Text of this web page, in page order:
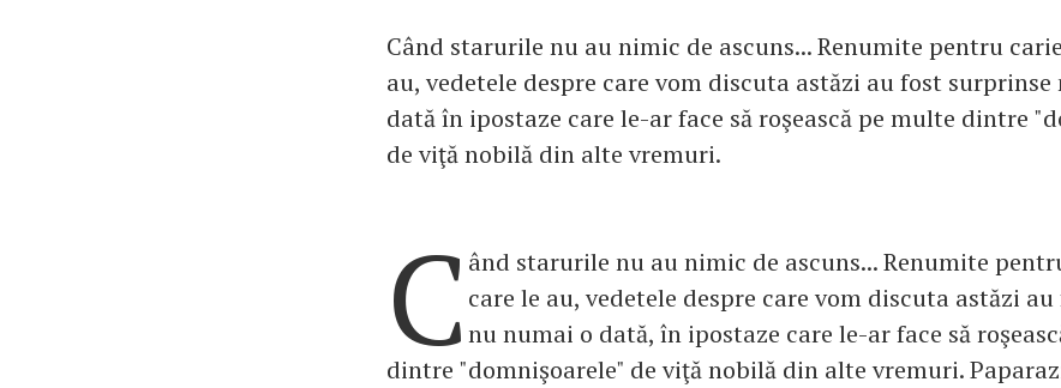
Când starurile nu au nimic de ascuns... Renumite pentru
au, vedetele despre care vom discuta astăzi au fost
dată în ipostaze care le-ar face să roşească pe multe dintre
de viţă nobilă din alte vremuri.
C ând starurile nu au nimic de ascuns... Renumite
care le au, vedetele despre care vom discuta astăzi
nu numai o dată, în ipostaze care le-ar face să
dintre "domnişoarele" de viţă nobilă din alte vremuri.